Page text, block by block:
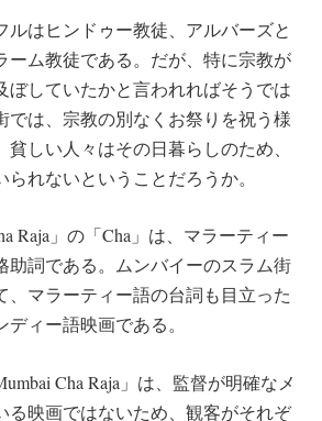
はヒンドゥー教徒、アルバーズと
ーム教徒である。だが、特に宗教が
ぼしていたかと言われればそうでは
では、宗教の別なくお祭りを祝う様
しい人々はその日暮らしのため、
れないということだろうか。
Raja」の「Cha」は、マラーティー
助詞である。ムンバイーのスラム街
、マラーティー語の台詞も目立った
ィー語映画である。
Cha Raja」は、監督が明確なメ
る映画ではないため、観客がそれぞ